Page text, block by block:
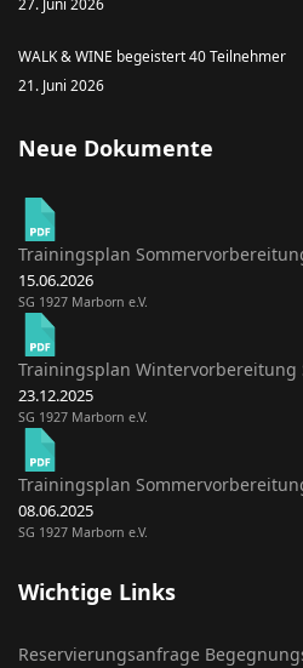
WALK & WINE begeistert 40 Teilnehmer
21. Juni 2026
Neue Dokumente
Trainingsplan
15.06.2026
SG 1927 Marborn e.V.
Trainingsplan Wintervorbereitung
23.12.2025
SG 1927 Marborn e.V.
Trainingsplan
08.06.2025
SG 1927 Marborn e.V.
Wichtige Links
Reservierungsanfrage